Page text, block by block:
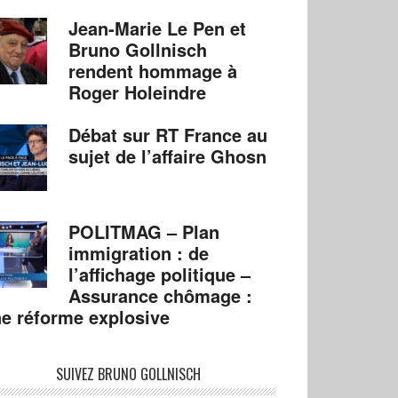
Jean-Marie Le Pen et
Bruno Gollnisch
rendent hommage à
Roger Holeindre
Débat sur RT France au
sujet de l’affaire Ghosn
POLITMAG – Plan
immigration : de
l’affichage politique –
Assurance chômage :
réforme explosive
SUIVEZ BRUNO GOLLNISCH